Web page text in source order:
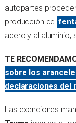
autopartes
producción de
acero y al aluminio,
TE
sobre los
declaraciones del
Las exenciones